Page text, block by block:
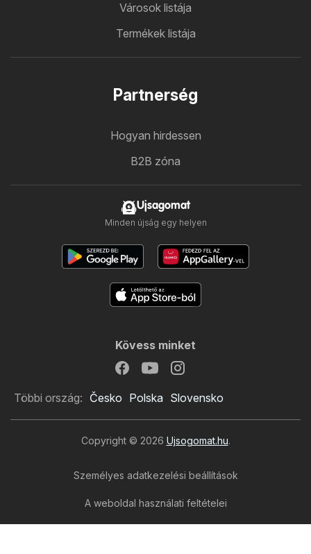
Városok listája
Termékek listája
Partnerség
Hogyan hirdessen
B2B zóna
Ujsagomat
Minden újság egy helyen
Kövess minket
Többi ország: Česko Polska Slovensko
Copyright © 2026 Ujsogomat.hu.
Személyes adatkezelési beállítások
A weboldal használati feltételei